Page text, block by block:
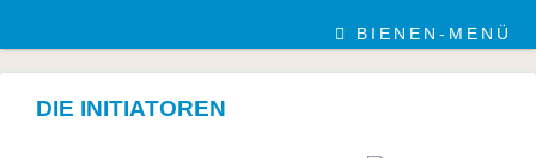
BIENEN-MENÜ
DIE INITIATOREN